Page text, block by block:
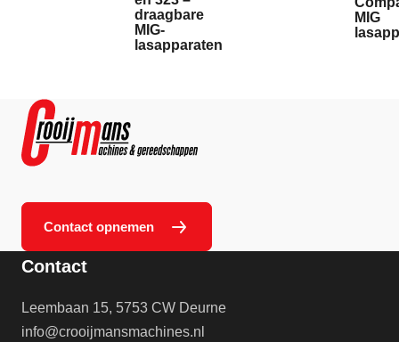
draagbare
MIG-
lasapparaten
MIG
Contact opnemen
Contact
Leembaan 15, 5753 CW Deurne
info@crooijmansmachines.nl